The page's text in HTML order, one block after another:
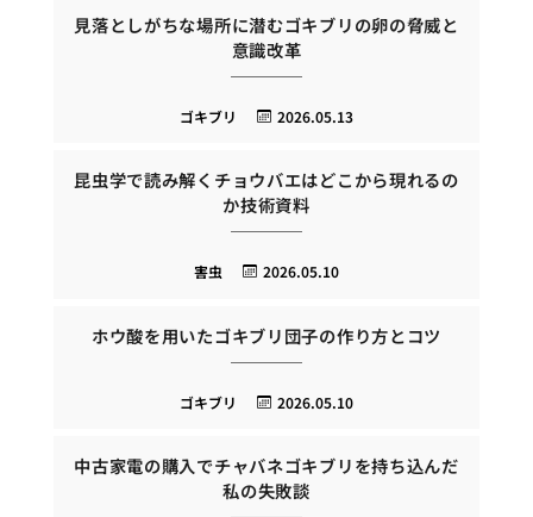
見落としがちな場所に潜むゴキブリの卵の脅威と
意識改革
2026.05.13
ゴキブリ
昆虫学で読み解くチョウバエはどこから現れるの
か技術資料
2026.05.10
害虫
ホウ酸を用いたゴキブリ団子の作り方とコツ
2026.05.10
ゴキブリ
中古家電の購入でチャバネゴキブリを持ち込んだ
私の失敗談